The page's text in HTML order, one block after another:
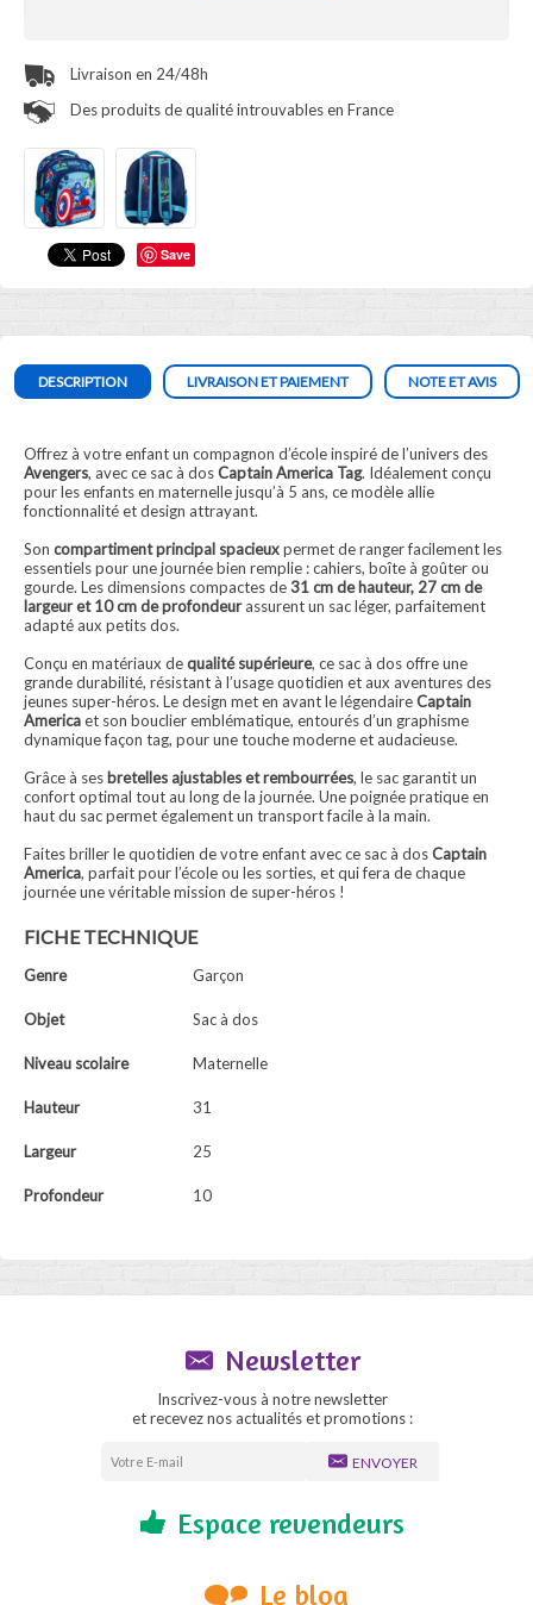
Save
Livraison en 24/48h
Des produits de qualité introuvables en France
DESCRIPTION LIVRAISON ET PAIEMENT NOTE ET AVIS
Offrez à votre enfant un compagnon d’école inspiré de l’univers des
Avengers, avec ce sac à dosCaptain America Tag. Idéalement conçu
pour les enfants en maternelle jusqu’à 5 ans, ce modèle allie
fonctionnalité et design attrayant.
Son compartiment principal spacieuxpermet de ranger facilement les
essentiels pour une journée bien remplie : cahiers, boîte à goûter ou
gourde. Les dimensions compactes de31 cm de hauteur, 27 cm de
largeur et 10 cm de profondeurassurent un sac léger, parfaitement
adapté aux petits dos.
Conçu en matériaux dequalité supérieure, ce sac à dos offre une
grande durabilité, résistant à l’usage quotidien et aux aventures des
jeunes super-héros. Le design met en avant le légendaireCaptain
Americaet son bouclier emblématique, entourés d’un graphisme
dynamique façon tag, pour une touche moderne et audacieuse.
Grâce à ses bretelles ajustables et rembourrées, le sac garantit un
confort optimal tout au long de la journée. Une poignée pratique en
haut du sac permet également un transport facile à la main.
Faites briller le quotidien de votre enfant avec ce sac à dosCaptain
America, parfait pour l’école ou les sorties, et qui fera de chaque
journée une véritable mission de super-héros !
FICHE TECHNIQUE
Genre Garçon
Objet Sac à dos
Niveau scolaire Maternelle
Hauteur 31
Largeur 25
Profondeur 10
Newsletter
Inscrivez-vous à notre newsletter
et recevez nos actualités et promotions :
ENVOYER
Espace revendeurs
Le blog